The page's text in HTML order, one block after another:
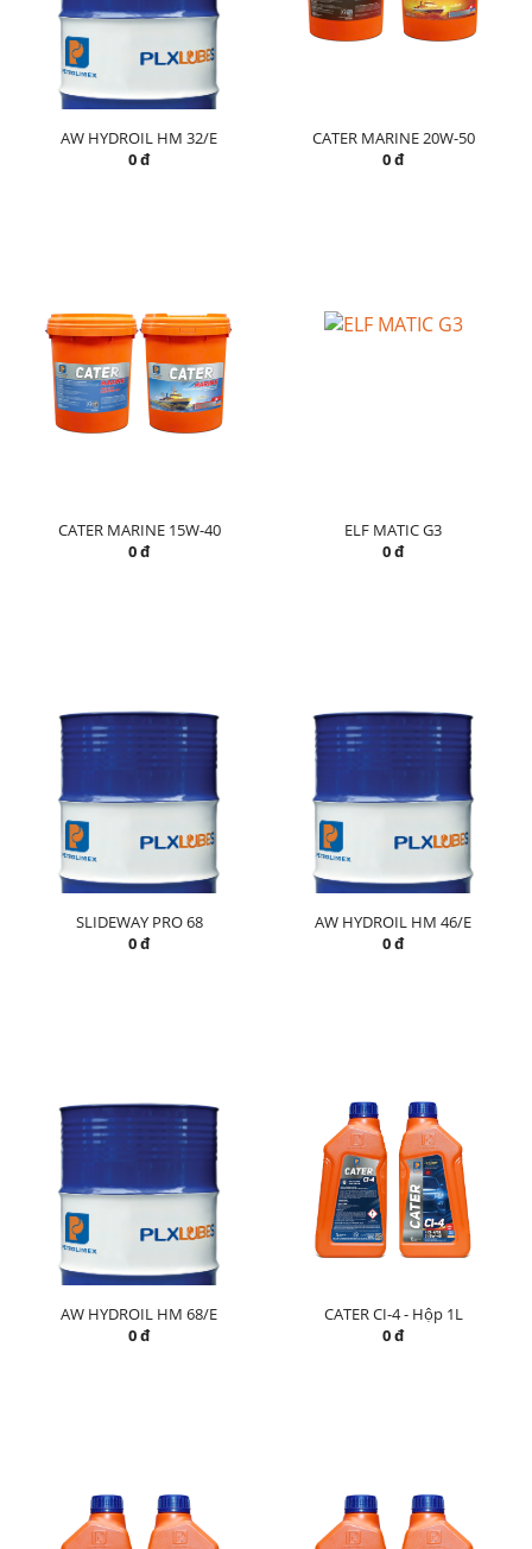
AW HYDROIL HM 32/E
0 đ
CATER MARINE 20W-50
0 đ
CATER MARINE 15W-40
0 đ
ELF MATIC G3
0 đ
SLIDEWAY PRO 68
0 đ
AW HYDROIL HM 46/E
0 đ
AW HYDROIL HM 68/E
0 đ
CATER CI-4 - Hộp 1L
0 đ